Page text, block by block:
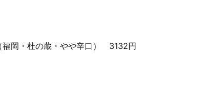
岡・杜の蔵・やや辛口） 3132円